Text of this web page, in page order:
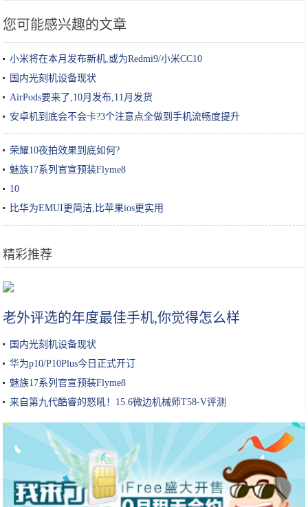
您可能感兴趣的文章
小米将在本月发布新机,或为Redmi9/小米CC10
国内光刻机设备现状
AirPods要来了,10月发布,11月发货
安卓机到底会不会卡?3个注意点全做到手机流畅度提升
荣耀10夜拍效果到底如何?
魅族17系列官宣预装Flyme8
10
比华为EMUI更简洁,比苹果ios更实用
精彩推荐
老外评选的年度最佳手机,你觉得怎么样
国内光刻机设备现状
华为p10/P10Plus今日正式开订
魅族17系列官宣预装Flyme8
来自第九代酷睿的怒吼！15.6微边机械师T58-V评测